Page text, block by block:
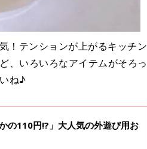
！テンションが上がるキッチン
、いろいろなアイテムがそろっ
ね♪
の110円!?」大人気の外遊び用お